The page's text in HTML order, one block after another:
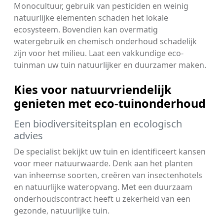
Monocultuur, gebruik van pesticiden en weinig
natuurlijke elementen schaden het lokale
ecosysteem. Bovendien kan overmatig
watergebruik en chemisch onderhoud schadelijk
zijn voor het milieu. Laat een vakkundige eco-
tuinman uw tuin natuurlijker en duurzamer maken.
Kies voor natuurvriendelijk
genieten met eco-tuinonderhoud
Een biodiversiteitsplan en ecologisch
advies
De specialist bekijkt uw tuin en identificeert kansen
voor meer natuurwaarde. Denk aan het planten
van inheemse soorten, creëren van insectenhotels
en natuurlijke wateropvang. Met een duurzaam
onderhoudscontract heeft u zekerheid van een
gezonde, natuurlijke tuin.